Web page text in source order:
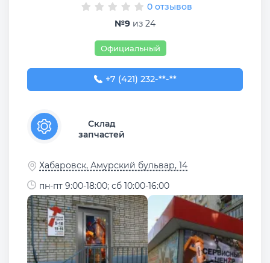
0 отзывов
№9 из 24
Официальный
+7 (421) 232-40-50
+7 (421) 232-**-**
Склад
запчастей
Хабаровск, Амурский бульвар, 14
пн-пт 9:00-18:00; сб 10:00-16:00